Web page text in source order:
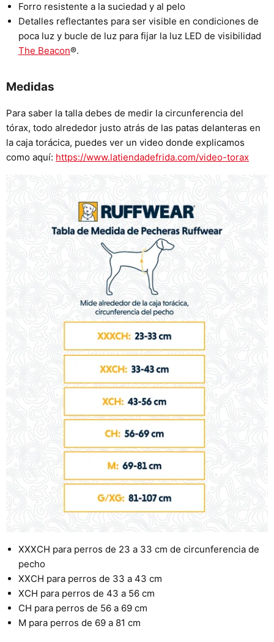
Forro resistente a la suciedad y al pelo
Detalles reflectantes para ser visible en condiciones de
poca luz y bucle de luz para fijar la luz LED de visibilidad
The Beacon®.
Medidas
Para saber la talla debes de medir la circunferencia del
tórax, todo alrededor justo atrás de las patas delanteras en
la caja torácica, puedes ver un video donde explicamos
como aquí: https://www.latiendadefrida.com/video-torax
XXXCH para perros de 23 a 33 cm de circunferencia de
pecho
XXCH para perros de 33 a 43 cm
XCH para perros de 43 a 56 cm
CH para perros de 56 a 69 cm
M para perros de 69 a 81 cm